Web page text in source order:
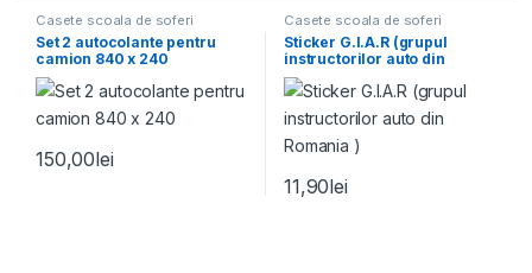
Casete scoala de soferi
Set 2 autocolante pentru
camion 840 x 240
150,00lei
Casete scoala de soferi
Sticker G.I.A.R (grupul
instructorilor auto din
Romania )
11,90lei